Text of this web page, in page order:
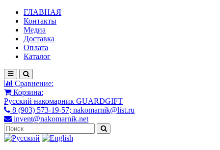
ГЛАВНАЯ
Контакты
Медиа
Доставка
Оплата
Каталог
Сравнение:
Корзина:
Русский накомарник GUARDGIFT
8 (903) 573-19-57; nakomarnik@list.ru
invent@nakomarnik.net